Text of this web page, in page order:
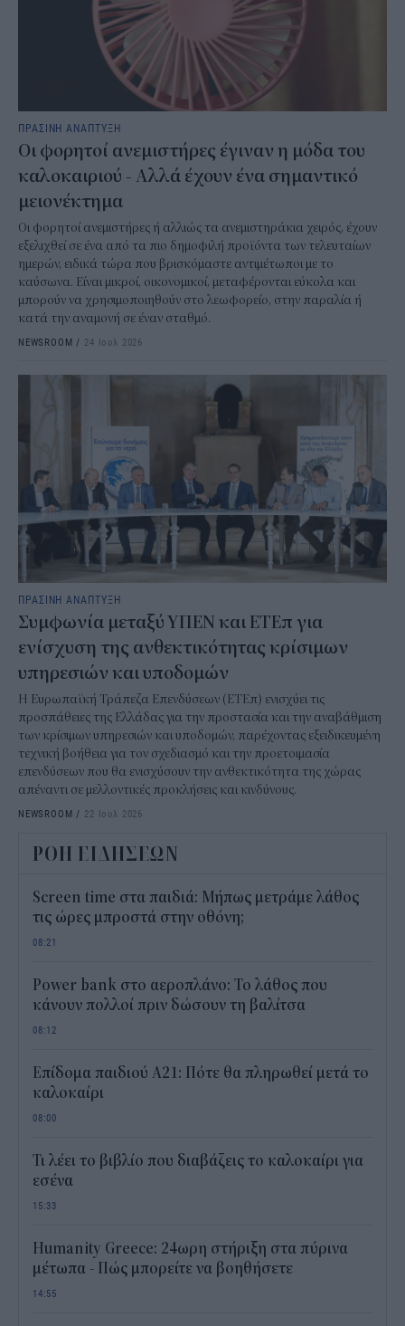
ΠΡΑΣΙΝΗ ΑΝΑΠΤΥΞΗ
Οι φορητοί ανεμιστήρες έγιναν η μόδα του
καλοκαιριού - Αλλά έχουν ένα σημαντικό
μειονέκτημα
Οι φορητοί ανεμιστήρες ή αλλιώς τα ανεμιστηράκια χειρός, έχουν
εξελιχθεί σε ένα από τα πιο δημοφιλή προϊόντα των τελευταίων
ημερών, ειδικά τώρα που βρισκόμαστε αντιμέτωποι με το
καύσωνα. Είναι μικροί, οικονομικοί, μεταφέρονται εύκολα και
μπορούν να χρησιμοποιηθούν στο λεωφορείο, στην παραλία ή
κατά την αναμονή σε έναν σταθμό.
NEWSROOM / 24 Ιουλ 2026
ΠΡΑΣΙΝΗ ΑΝΑΠΤΥΞΗ
Συμφωνία μεταξύ ΥΠΕΝ και ΕΤΕπ για
ενίσχυση της ανθεκτικότητας κρίσιμων
υπηρεσιών και υποδομών
Η Ευρωπαϊκή Τράπεζα Επενδύσεων (ΕΤΕπ) ενισχύει τις
προσπάθειες της Ελλάδας για την προστασία και την αναβάθμιση
των κρίσιμων υπηρεσιών και υποδομών, παρέχοντας εξειδικευμένη
τεχνική βοήθεια για τον σχεδιασμό και την προετοιμασία
επενδύσεων που θα ενισχύσουν την ανθεκτικότητα της χώρας
απέναντι σε μελλοντικές προκλήσεις και κινδύνους.
NEWSROOM / 22 Ιουλ 2026
ΡΟΗ ΕΙΔΗΣΕΩΝ
Screen time στα παιδιά: Μήπως μετράμε λάθος
τις ώρες μπροστά στην οθόνη;
08:21
Power bank στο αεροπλάνο: Το λάθος που
κάνουν πολλοί πριν δώσουν τη βαλίτσα
08:12
Επίδομα παιδιού Α21: Πότε θα πληρωθεί μετά το
καλοκαίρι
08:00
Τι λέει το βιβλίο που διαβάζεις το καλοκαίρι για
εσένα
15:33
Humanity Greece: 24ωρη στήριξη στα πύρινα
μέτωπα - Πώς μπορείτε να βοηθήσετε
14:55